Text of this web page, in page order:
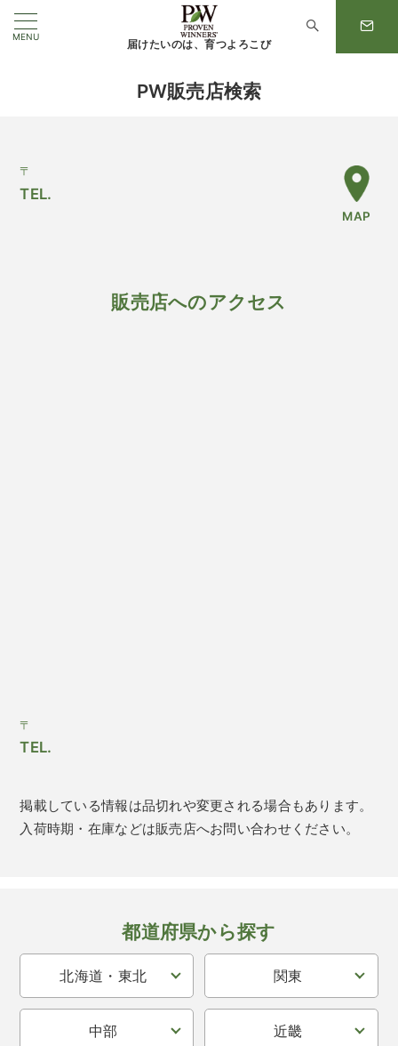
MENU
届けたいのは、育つよろこび
PW販売店検索
〒
TEL.
MAP
販売店へのアクセス
〒
TEL.
掲載している情報は品切れや変更される場合もあります。
入荷時期・在庫などは販売店へお問い合わせください。
都道府県から探す
北海道・東北 関東
中部 近畿